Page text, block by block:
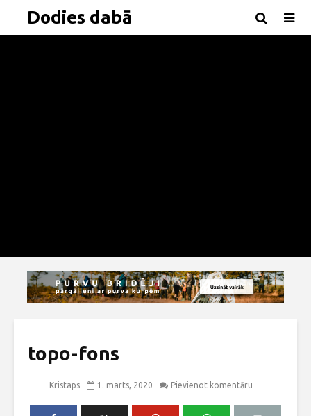
Dodies dabā
topo-fons
Kristaps 1. marts, 2020 Pievienot komentāru